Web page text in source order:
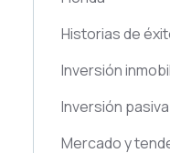
Historias de
Inversión
Inversión
Mercado y